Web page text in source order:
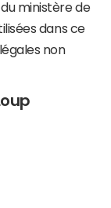
ministère de
dans ce
non